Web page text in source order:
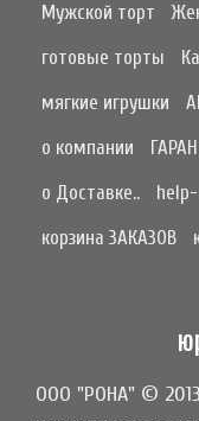
Мужской торт
готовые торты
мягкие игрушки
о компании
о Доставке..
корзина ЗАКАЗОВ
ООО "РОНА" ©